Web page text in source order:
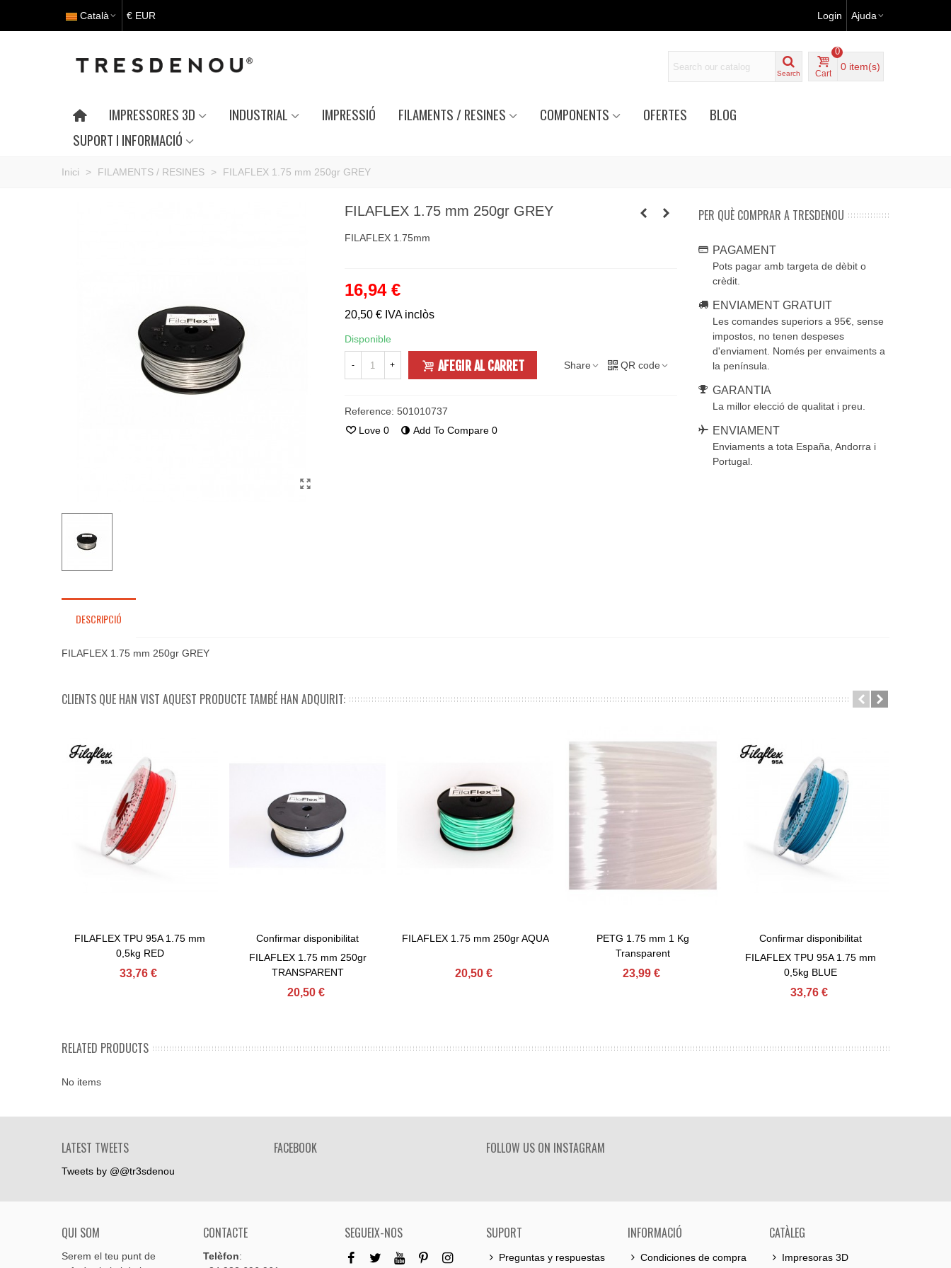
Català € EUR Login Ajuda
Search Cart
0
0 item(s)
IMPRESSORES 3D INDUSTRIAL IMPRESSIÓ FILAMENTS / RESINES COMPONENTS OFERTES
BLOG
SUPORT I INFORMACIÓ
Inici > FILAMENTS / RESINES > FILAFLEX 1.75 mm 250gr GREY
FILAFLEX 1.75 mm 250gr GREY
FILAFLEX 1.75mm
16,94 €
20,50 € IVA inclòs
Disponible
- + AFEGIR AL CARRET Share QR code
Reference: 501010737
Love 0 Add To Compare 0
PER QUÈ COMPRAR A TRESDENOU
PAGAMENT
Pots pagar amb targeta de dèbit o
crèdit.
ENVIAMENT GRATUIT
Les comandes superiors a 95€, sense
impostos, no tenen despeses
d'enviament. Només per envaiments a
la península.
GARANTIA
La millor elecció de qualitat i preu.
ENVIAMENT
Enviaments a tota España, Andorra i
Portugal.
DESCRIPCIÓ
FILAFLEX 1.75 mm 250gr GREY
CLIENTS QUE HAN VIST AQUEST PRODUCTE TAMBÉ HAN ADQUIRIT:
Afegir Al Carret
FILAFLEX TPU 95A 1.75 mm
0,5kg RED
33,76 €
View More
Confirmar disponibilitat
FILAFLEX 1.75 mm 250gr
TRANSPARENT
20,50 €
Afegir Al Carret
FILAFLEX 1.75 mm 250gr AQUA
20,50 €
Afegir Al Carret
PETG 1.75 mm 1 Kg
Transparent
23,99 €
View More
Confirmar disponibilitat
FILAFLEX TPU 95A 1.75 mm
0,5kg BLUE
33,76 €
RELATED PRODUCTS
No items
LATEST TWEETS
Tweets by @@tr3sdenou
FACEBOOK FOLLOW US ON INSTAGRAM
QUI SOM
Serem el teu punt de
CONTACTE
Telèfon:
SEGUEIX-NOS SUPORT
Preguntas y respuestas
INFORMACIÓ
Condiciones de compra
CATÀLEG
Impresoras 3D